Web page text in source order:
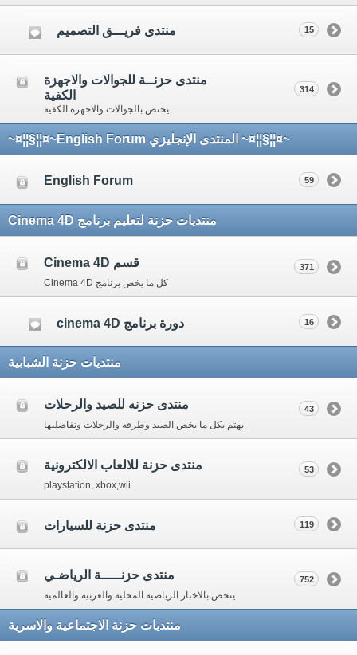
منتدى فريـــق التصميم 15
منتدى حزنــة للجوالات والاجهزة
الكفية
يختص بالجوالات والاجهزة الكفية
314
~¤¦¦§¦¦¤~ المنتدى الإنجليزي English Forum~¤¦¦§¦¦¤~
English Forum 59
منتديات حزنة لتعليم برنامج Cinema 4D
قسم Cinema 4D
كل ما يخص برنامج Cinema 4D
371
دورة برنامج cinema 4D 16
منتديات حزنة الشبابية
منتدى حزنه للصيد والرحلات
يهتم بكل ما يخص الصيد وطرقه والرحلات وتفاصليها
43
منتدى حزنة للالعاب الالكترونية
playstation, xbox,wii
53
منتدى حزنة للسيارات 119
منتدى حزنـــــة الرياضـي
يتخص بالاخبار الرياضية المحلية والعربية والعالمية
752
منتديات حزنة الاجتماعية والاسرية